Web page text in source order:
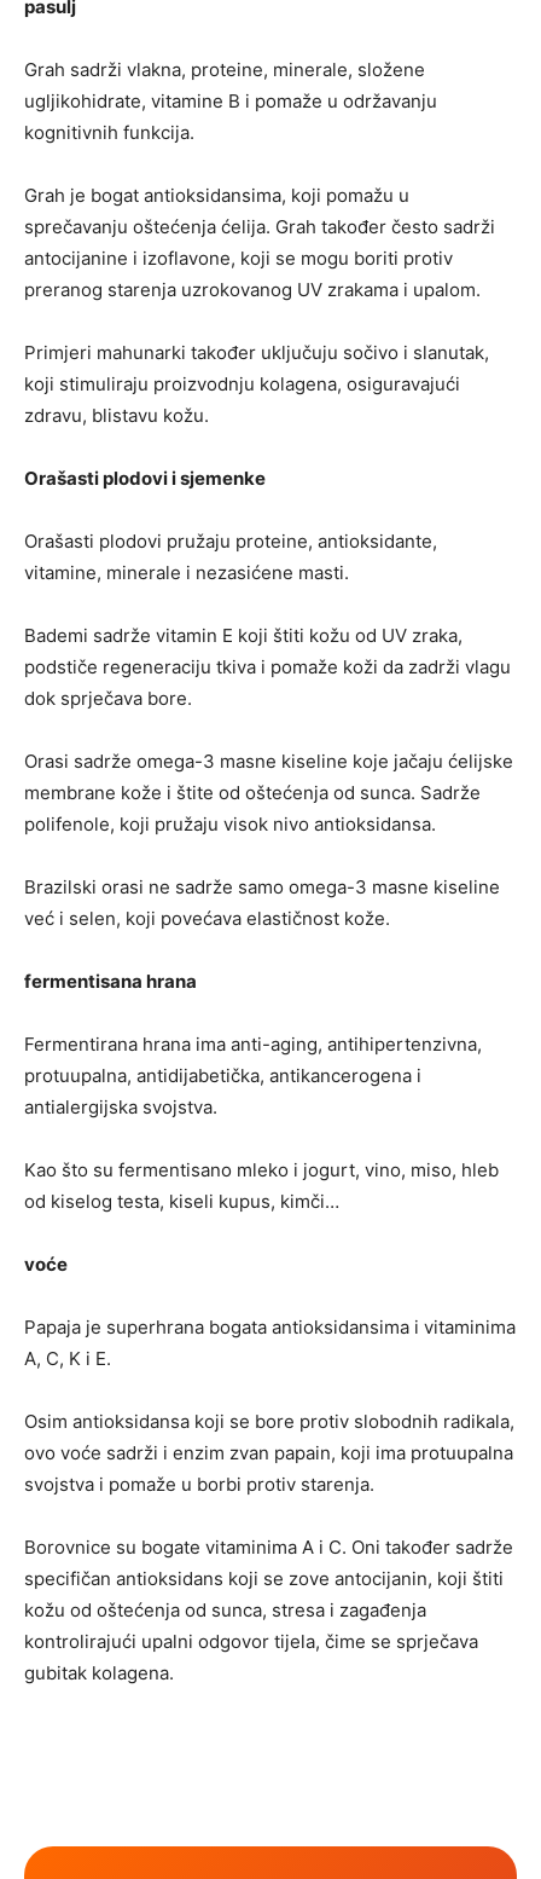
pasulj
Grah sadrži vlakna, proteine, minerale, složene
ugljikohidrate, vitamine B i pomaže u održavanju
kognitivnih funkcija.
Grah je bogat antioksidansima, koji pomažu u
sprečavanju oštećenja ćelija. Grah također često sadrži
antocijanine i izoflavone, koji se mogu boriti protiv
preranog starenja uzrokovanog UV zrakama i upalom.
Primjeri mahunarki također uključuju sočivo i slanutak,
koji stimuliraju proizvodnju kolagena, osiguravajući
zdravu, blistavu kožu.
Orašasti plodovi i sjemenke
Orašasti plodovi pružaju proteine, antioksidante,
vitamine, minerale i nezasićene masti.
Bademi sadrže vitamin E koji štiti kožu od UV zraka,
podstiče regeneraciju tkiva i pomaže koži da zadrži vlagu
dok sprječava bore.
Orasi sadrže omega-3 masne kiseline koje jačaju ćelijske
membrane kože i štite od oštećenja od sunca. Sadrže
polifenole, koji pružaju visok nivo antioksidansa.
Brazilski orasi ne sadrže samo omega-3 masne kiseline
već i selen, koji povećava elastičnost kože.
fermentisana hrana
Fermentirana hrana ima anti-aging, antihipertenzivna,
protuupalna, antidijabetička, antikancerogena i
antialergijska svojstva.
Kao što su fermentisano mleko i jogurt, vino, miso, hleb
od kiselog testa, kiseli kupus, kimči…
voće
Papaja je superhrana bogata antioksidansima i vitaminima
A, C, K i E.
Osim antioksidansa koji se bore protiv slobodnih radikala,
ovo voće sadrži i enzim zvan papain, koji ima protuupalna
svojstva i pomaže u borbi protiv starenja.
Borovnice su bogate vitaminima A i C. Oni također sadrže
specifičan antioksidans koji se zove antocijanin, koji štiti
kožu od oštećenja od sunca, stresa i zagađenja
kontrolirajući upalni odgovor tijela, čime se sprječava
gubitak kolagena.